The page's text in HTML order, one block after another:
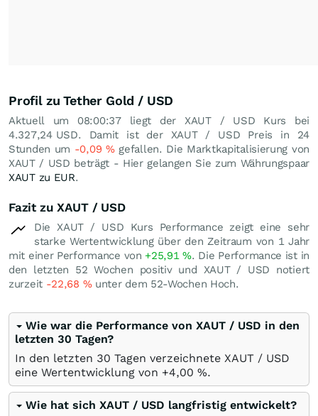
Profil zu Tether Gold / USD
Aktuell um 08:00:37 liegt der XAUT / USD Kurs bei
4.327,24 USD. Damit ist der XAUT / USD Preis in 24
Stunden um -0,09 %gefallen. Die Marktkapitalisierung von
XAUT / USD beträgt - Hier gelangen Sie zum Währungspaar
XAUT zu EUR.
Fazit zu XAUT / USD
Die XAUT / USD Kurs Performance zeigt eine sehr
starke Wertentwicklung über den Zeitraum von 1 Jahr
mit einer Performance von +25,91%. Die Performance ist in
den letzten 52 Wochen positiv und XAUT / USD notiert
zurzeit -22,68 %unter dem 52-Wochen Hoch.
Wie war die Performance von XAUT / USD in den
letzten 30 Tagen?
In den letzten 30 Tagen verzeichnete XAUT / USD
eine Wertentwicklung von +4,00 %.
Wie hat sich XAUT / USD langfristig entwickelt?